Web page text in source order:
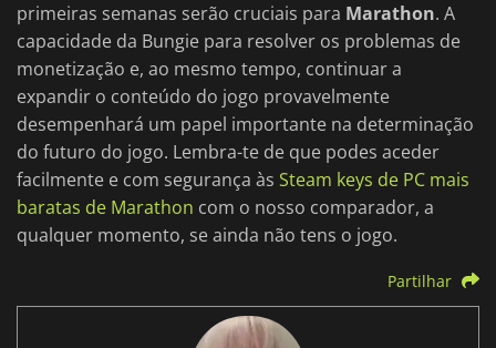
primeiras semanas serão cruciais para Marathon. A
capacidade da Bungie para resolver os problemas de
monetização e, ao mesmo tempo, continuar a
expandir o conteúdo do jogo provavelmente
desempenhará um papel importante na determinação
do futuro do jogo. Lembra-te de que podes aceder
facilmente e com segurança às Steam keys de PC mais
baratas de Marathon com o nosso comparador, a
qualquer momento, se ainda não tens o jogo.
Partilhar